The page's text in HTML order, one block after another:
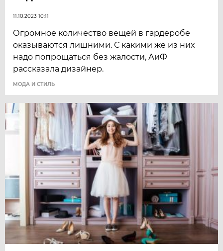
11.10.2023 10:11
Огромное количество вещей в гардеробе
оказываются лишними. С какими же из них
надо попрощаться без жалости, АиФ
рассказала дизайнер.
МОДА И СТИЛЬ